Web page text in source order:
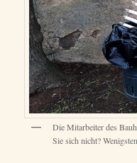
Die Mitarbeiter des
Sie sich nicht?